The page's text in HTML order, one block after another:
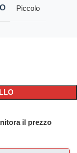
Piccolo
il prezzo